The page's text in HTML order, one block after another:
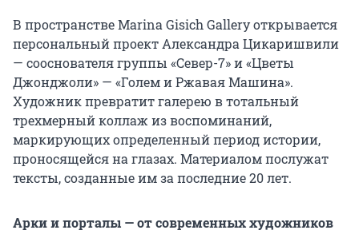
В пространстве Marina Gisich Gallery открывается
персональный проект Александра Цикаришвили
— сооснователя группы «Север-7» и «Цветы
Джонджоли» — «Голем и Ржавая Машина».
Художник превратит галерею в тотальный
трехмерный коллаж из воспоминаний,
маркирующих определенный период истории,
проносящейся на глазах. Материалом послужат
тексты, созданные им за последние 20 лет.
Арки и порталы — от современных художников